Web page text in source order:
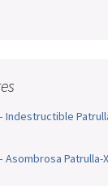
Indestructible
Asombrosa Patrulla-